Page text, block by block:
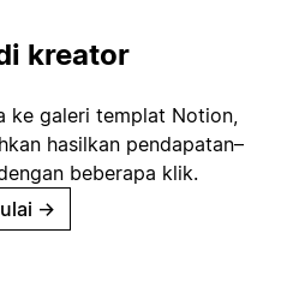
kreator
ke galeri templat Notion,
hasilkan pendapatan–
beberapa klik.
→